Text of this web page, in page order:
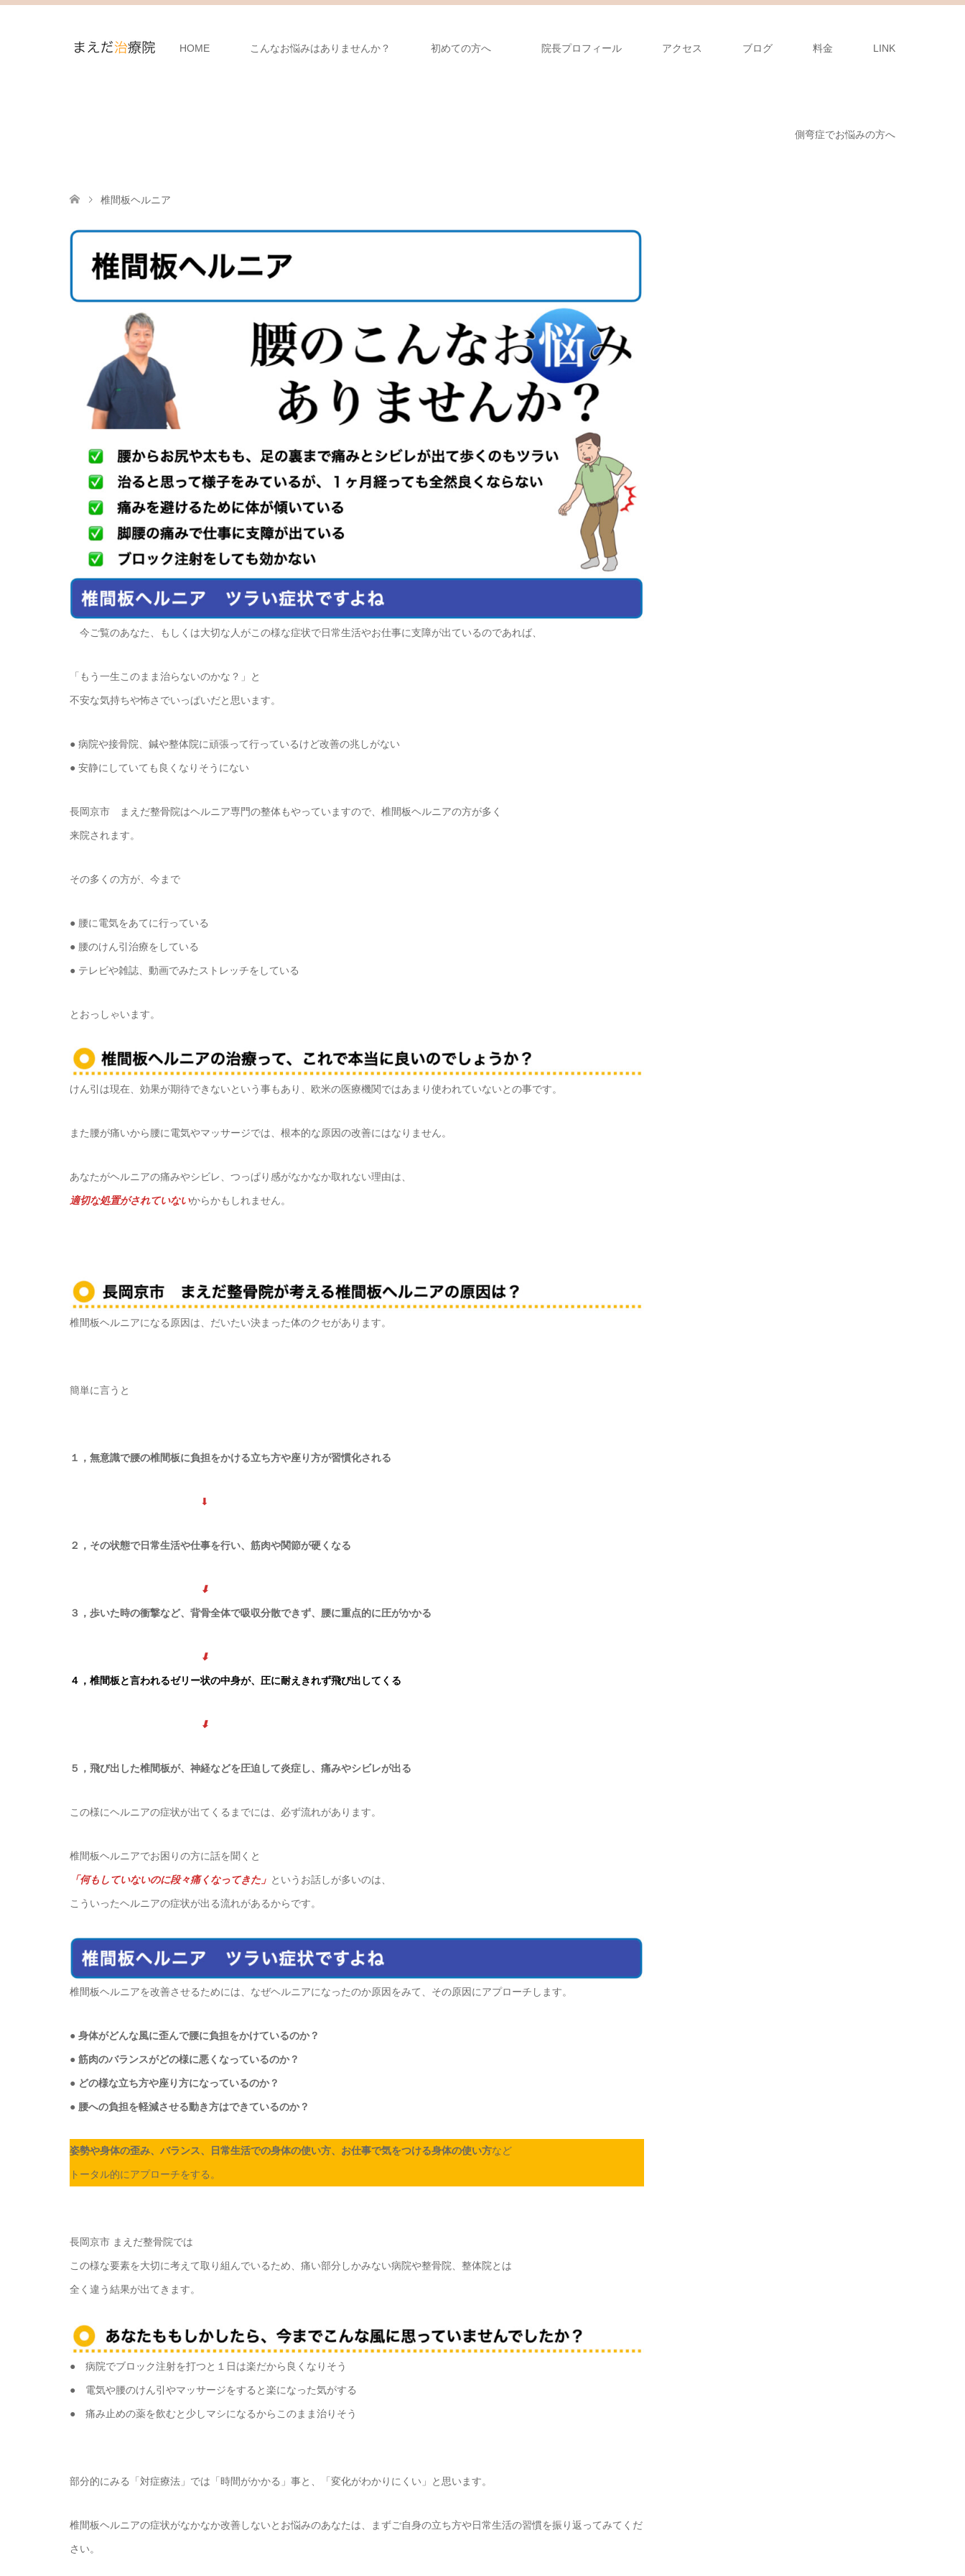
HOME こんなお悩みはありませんか？ 初めての方へ 院長プロフィール アクセス ブログ 料金 LINK
側弯症でお悩みの方へ
椎間板ヘルニア
今ご覧のあなた、もしくは大切な人がこの様な症状で日常生活やお仕事に支障が出ているのであれば、
「もう一生このまま治らないのかな？」と
不安な気持ちや怖さでいっぱいだと思います。
● 病院や接骨院、鍼や整体院に頑張って行っているけど改善の兆しがない
● 安静にしていても良くなりそうにない
長岡京市 まえだ整骨院はヘルニア専門の整体もやっていますので、椎間板ヘルニアの方が多く
来院されます。
その多くの方が、今まで
● 腰に電気をあてに行っている
● 腰のけん引治療をしている
● テレビや雑誌、動画でみたストレッチをしている
とおっしゃいます。
けん引は現在、効果が期待できないという事もあり、欧米の医療機関ではあまり使われていないとの事です。
また腰が痛いから腰に電気やマッサージでは、根本的な原因の改善にはなりません。
あなたがヘルニアの痛みやシビレ、つっぱり感がなかなか取れない理由は、
適切な処置がされていないからかもしれません。
椎間板ヘルニアになる原因は、だいたい決まった体のクセがあります。
簡単に言うと
１，無意識で腰の椎間板に負担をかける立ち方や座り方が習慣化される
⬇
２，その状態で日常生活や仕事を行い、筋肉や関節が硬くなる
⬇
３，歩いた時の衝撃など、背骨全体で吸収分散できず、腰に重点的に圧がかかる
⬇
４，椎間板と言われるゼリー状の中身が、圧に耐えきれず飛び出してくる
⬇
５，飛び出した椎間板が、神経などを圧迫して炎症し、痛みやシビレが出る
この様にヘルニアの症状が出てくるまでには、必ず流れがあります。
椎間板ヘルニアでお困りの方に話を聞くと
「何もしていないのに段々痛くなってきた」 というお話しが多いのは、
こういったヘルニアの症状が出る流れがあるからです。
椎間板ヘルニアを改善させるためには、なぜヘルニアになったのか原因をみて、その原因にアプローチします。
● 身体がどんな風に歪んで腰に負担をかけているのか？
● 筋肉のバランスがどの様に悪くなっているのか？
● どの様な立ち方や座り方になっているのか？
● 腰への負担を軽減させる動き方はできているのか？
姿勢や身体の歪み、バランス、日常生活での身体の使い方、お仕事で気をつける身体の使い方など
トータル的にアプローチをする。
長岡京市 まえだ整骨院では
この様な要素を大切に考えて取り組んでいるため、痛い部分しかみない病院や整骨院、整体院とは
全く違う結果が出てきます。
● 病院でブロック注射を打つと１日は楽だから良くなりそう
● 電気や腰のけん引やマッサージをすると楽になった気がする
● 痛み止めの薬を飲むと少しマシになるからこのまま治りそう
部分的にみる「対症療法」では「時間がかかる」事と、「変化がわかりにくい」と思います。
椎間板ヘルニアの症状がなかなか改善しないとお悩みのあなたは、まずご自身の立ち方や日常生活の習慣を振り返ってみてくだ
さい。